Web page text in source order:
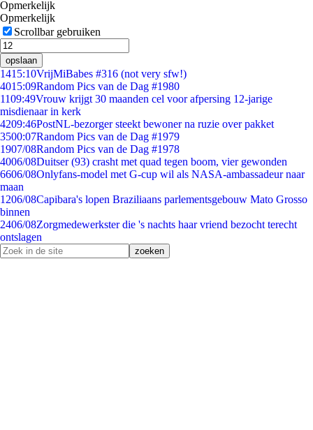
Opmerkelijk
Opmerkelijk
Scrollbar gebruiken
opslaan
1415:10VrijMiBabes #316 (not very sfw!)
4015:09Random Pics van de Dag #1980
1109:49Vrouw krijgt 30 maanden cel voor afpersing 12-jarige
misdienaar in kerk
4209:46PostNL-bezorger steekt bewoner na ruzie over pakket
3500:07Random Pics van de Dag #1979
1907/08Random Pics van de Dag #1978
4006/08Duitser (93) crasht met quad tegen boom, vier gewonden
6606/08Onlyfans-model met G-cup wil als NASA-ambassadeur naar
maan
1206/08Capibara's lopen Braziliaans parlementsgebouw Mato Grosso
binnen
2406/08Zorgmedewerkster die 's nachts haar vriend bezocht terecht
ontslagen